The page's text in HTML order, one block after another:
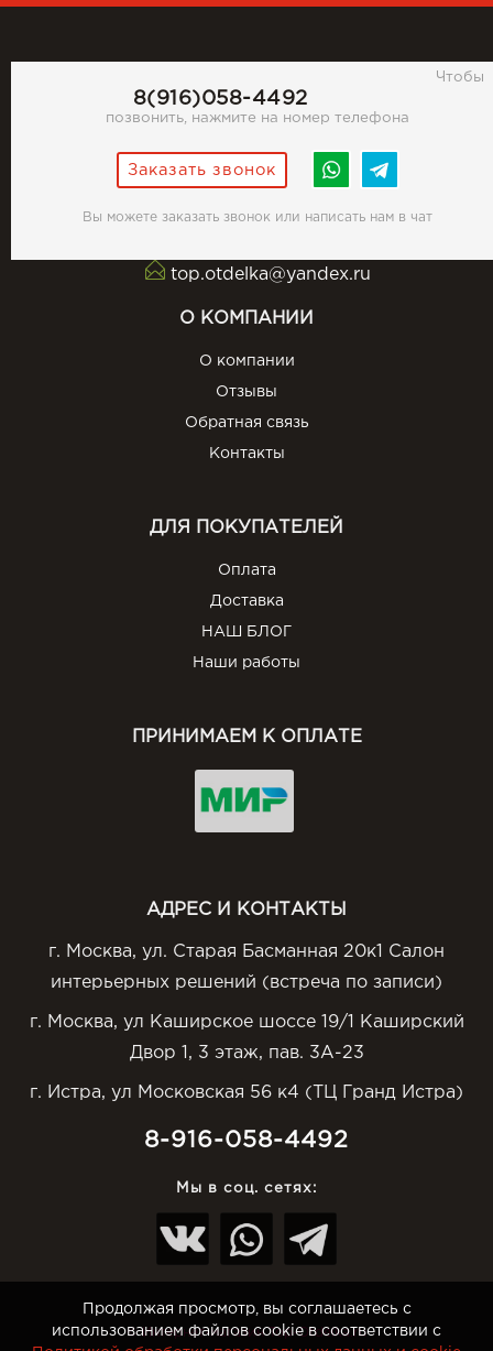
8(916)058-4492
Чтобы
позвонить, нажмите на номер телефона
Заказать звонок
Вы можете заказать звонок или написать нам в чат
top.otdelka@yandex.ru
О КОМПАНИИ
О компании
Отзывы
Обратная связь
Контакты
ДЛЯ ПОКУПАТЕЛЕЙ
Оплата
Доставка
НАШ БЛОГ
Наши работы
ПРИНИМАЕМ К ОПЛАТЕ
АДРЕС И КОНТАКТЫ
г. Москва, ул. Старая Басманная 20к1 Салон
интерьерных решений (встреча по записи)
г. Москва, ул Каширское шоссе 19/1 Каширский
Двор 1, 3 этаж, пав. 3А-23
г. Истра, ул Московская 56 к4 (ТЦ Гранд Истра)
8-916-058-4492
Мы в соц. сетях:
© Интернет-магазин Top-Otdelka.ru
Продолжая просмотр, вы соглашаетесь с
использованием файлов cookie в соответствии с